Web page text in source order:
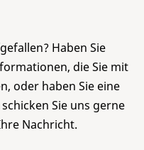
Haben Sie
die Sie mit
oder haben Sie eine
Sie uns gerne
Nachricht.